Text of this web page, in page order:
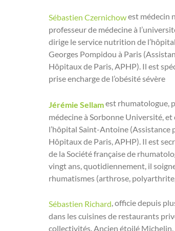
Sébastien Czernichowest médecin
professeur de médecine à
dirige le service nutrition de
Georges Pompidou à Paris
Hôpitaux de Paris, APHP). Il est
prise encharge de l’obésité sévère
Jérémie Sellamest rhumatologue,
médecine à Sorbonne Université, et
l’hôpital Saint-Antoine (Assistance
Hôpitaux de Paris, APHP). Il est
de la Société française de
vingt ans, quotidiennement, il
rhumatismes (arthrose,
Sébastien Richard , officie depuis
dans les cuisines de restaurants
collectivités. Ancien étoilé